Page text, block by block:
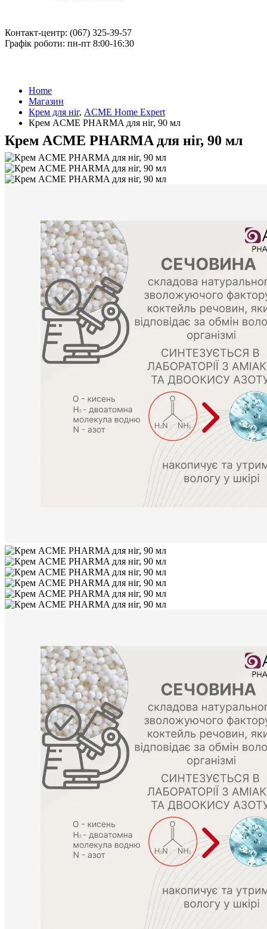
Контакт-центр: (067) 325-39-57
Графік роботи: пн-пт 8:00-16:30
Home
Магазин
Крем для ніг, ACME Home Expert
Крем ACME PHARMA для ніг, 90 мл
Крем ACME PHARMA для ніг, 90 мл